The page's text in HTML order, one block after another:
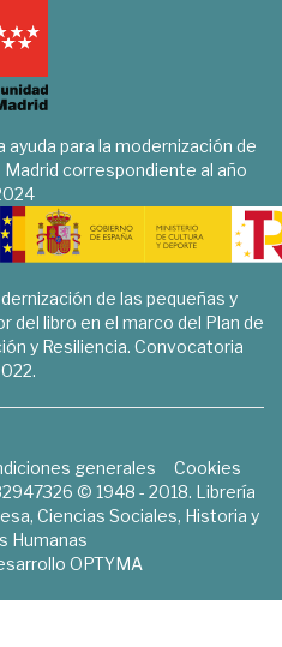
para la modernización de
Madrid correspondiente al año
de las pequeñas y
del libro en el marco del Plan de
y Resiliencia. Convocatoria
generales
Cookies
© 1948 - 2018. Librería
Ciencias Sociales, Historia y
Humanas
OPTYMA